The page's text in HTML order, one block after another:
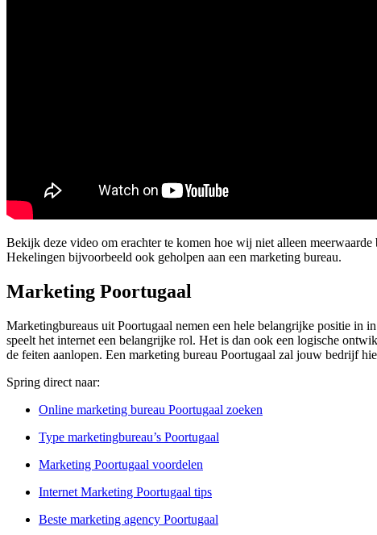
Bekijk deze video om erachter te komen hoe wij niet alleen
Hekelingen bijvoorbeeld ook geholpen aan een marketing bureau.
Marketing Poortugaal
Marketingbureaus uit Poortugaal nemen een hele belangrijke positie in
speelt het internet een belangrijke rol. Het is dan ook een logische
de feiten aanlopen. Een marketing bureau Poortugaal zal jouw bedrijf
Spring direct naar:
Online marketing bureau Poortugaal zoeken
Type marketingbureau’s Poortugaal
Marketing Poortugaal voordelen
Internet Marketing Poortugaal tips
Beste marketing agency Poortugaal